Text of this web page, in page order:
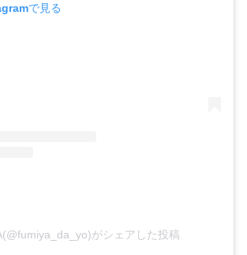
で見る
がシェアした投稿